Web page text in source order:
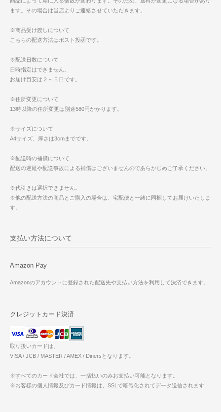
ます。その場合は当店よりご連絡させていただきます。
※商品受け渡しについて
こちらの配送方法はポスト投函です。
※配送日数について
日時指定はできません。
お届け目安は２～５日です。
※住所変更について
13時以降の住所変更は別途580円かかります。
※サイズについて
A4サイズ、厚さは3cmまでです。
※配送時の補償について
配送の遅延や配送事故による補償はございませんのであらかじめご了承ください。
※代引きは選択できません。
※他の配送方法の商品とご購入の場合は、宅配便と一緒に同梱してお届けいたしま
す。
支払い方法について
Amazon Pay
Amazonのアカウントに登録された配送先や支払い方法を利用して決済できます。
クレジットカード決済
取り扱いカードは、
VISA / JCB / MASTER / AMEX / Dinersとなります。
※すべてのカード会社では、一括払いのみお支払い可能となります。
※お客様の個人情報及びカード情報は、SSLで暗号化されてデータ送信されます